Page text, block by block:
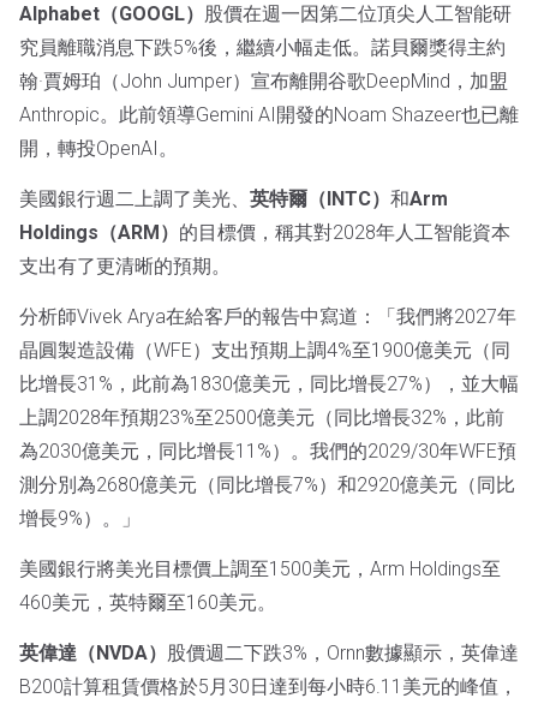
Alphabet（GOOGL） 股價在週一因第二位頂尖人工智能研
究員離職消息下跌5%後，繼續小幅走低。諾貝爾獎得主約
翰·賈姆珀（John Jumper）宣布離開谷歌DeepMind，加盟
Anthropic。此前領導Gemini AI開發的Noam Shazeer也已離
開，轉投OpenAI。
美國銀行週二上調了美光、 英特爾（INTC） 和Arm
Holdings（ARM） 的目標價，稱其對2028年人工智能資本
支出有了更清晰的預期。
分析師Vivek Arya在給客戶的報告中寫道：「我們將2027年
晶圓製造設備（WFE）支出預期上調4%至1900億美元（同
比增長31%，此前為1830億美元，同比增長27%），並大幅
上調2028年預期23%至2500億美元（同比增長32%，此前
為2030億美元，同比增長11%）。我們的2029/30年WFE預
測分別為2680億美元（同比增長7%）和2920億美元（同比
增長9%）。」
美國銀行將美光目標價上調至1500美元，Arm Holdings至
460美元，英特爾至160美元。
英偉達（NVDA） 股價週二下跌3%，Ornn數據顯示，英偉達
B200計算租賃價格於5月30日達到每小時6.11美元的峰值，